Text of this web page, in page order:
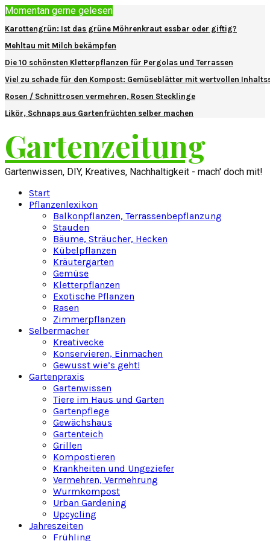
Momentan gerne gelesen
Karottengrün: Ist das grüne Möhrenkraut essbar oder giftig?
Mehltau mit Milch bekämpfen
Die 10 schönsten Kletterpflanzen für Pergolas und Terrassen
Viel zu schade für den Kompost: Gemüseblätter mit wertvollen
Rosen / Schnittrosen vermehren, Rosen Stecklinge
Likör, Schnaps aus Gartenfrüchten selber machen
Gartenzeitung
Gartenwissen, DIY, Kreatives, Nachhaltigkeit - mach' doch mit!
Start
Pflanzenlexikon
Balkonpflanzen, Terrassenbepflanzung
Stauden
Bäume, Sträucher, Hecken
Kübelpflanzen
Kräutergarten
Gemüse
Kletterpflanzen
Exotische Pflanzen
Rasen
Zimmerpflanzen
Selbermacher
Kreativecke
Konservieren, Einmachen
Gewusst wie’s geht!
Gartenpraxis
Gartenwissen
Tiere im Haus und Garten
Gartenpflege
Gewächshaus
Gartenteich
Grillen
Kompostieren
Krankheiten und Ungeziefer
Vermehren, Vermehrung
Wurmkompost
Urban Gardening
Upcycling
Jahreszeiten
Frühling